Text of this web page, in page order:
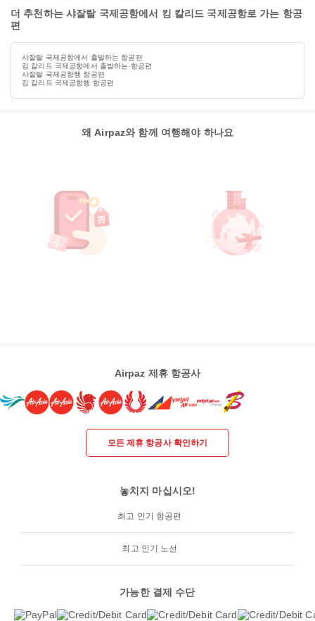
더 추천하는 샤잘랄 국제공항에서 킹 칼리드 국제공항로 가는 항공
편
샤잘랄 국제공항에서 출발하는 항공편
킹 칼리드 국제공항에서 출발하는 항공편
샤잘랄 국제공항행 항공편
킹 칼리드 국제공항행 항공편
왜 Airpaz와 함께 여행해야 하나요
Airpaz 제휴 항공사
모든 제휴 항공사 확인하기
놓치지 마십시오!
최고 인기 항공편
최고 인기 노선
가능한 결제 수단